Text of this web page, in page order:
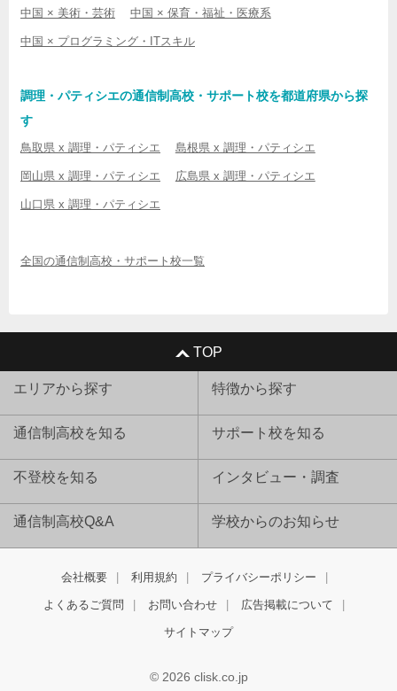
中国 × 美術・芸術 中国 × 保育・福祉・医療系
中国 × プログラミング・ITスキル
調理・パティシエの通信制高校・サポート校を都道府県から探
す
鳥取県 x 調理・パティシエ 島根県 x 調理・パティシエ
岡山県 x 調理・パティシエ 広島県 x 調理・パティシエ
山口県 x 調理・パティシエ
全国の通信制高校・サポート校一覧
TOP
エリアから探す 特徴から探す
通信制高校を知る サポート校を知る
不登校を知る インタビュー・調査
通信制高校Q&A 学校からのお知らせ
会社概要 利用規約 プライバシーポリシー
よくあるご質問 お問い合わせ 広告掲載について
サイトマップ
© 2026 clisk.co.jp